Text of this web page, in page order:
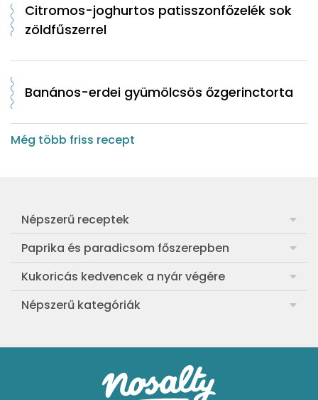
Citromos-joghurtos patisszonfőzelék sok
zöldfűszerrel
Banános-erdei gyümölcsös őzgerinctorta
Még több friss recept
Népszerű receptek
Frankfurti leves
Egyszerű muffin
Aranygaluska
Egyszerű krumplifőzelék
Klasszikus madártej
Paprika és paradicsom főszerepben
Pan con Tomate
Paradicsom és paprika eltevése télre
Paradicsomos húsgombóc
Paradicsomos flat tart leveles tésztából
Kukoricás kedvencek a nyár végére
Legfinomabb főtt kukorica
Bang bang kukorica
Szójás-vajas grillkukoricák
Népszerű kategóriák